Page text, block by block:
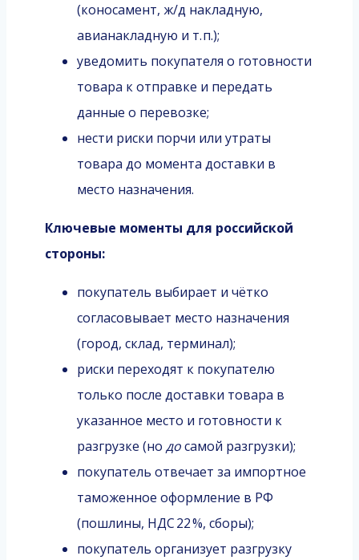
(коносамент, ж/д накладную,
авианакладную и т. п.);
уведомить покупателя о готовности
товара к отправке и передать
данные о перевозке;
нести риски порчи или утраты
товара до момента доставки в
место назначения.
Ключевые моменты для российской
стороны:
покупатель выбирает и чётко
согласовывает место назначения
(город, склад, терминал);
риски переходят к покупателю
только после доставки товара в
указанное место и готовности к
разгрузке (но досамой разгрузки);
покупатель отвечает за импортное
таможенное оформление в РФ
(пошлины, НДС 22 %, сборы);
покупатель организует разгрузку